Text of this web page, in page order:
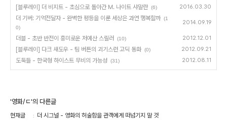
[블루레이] 더 비지트 - 초심으로 돌아간 M. 나이트 샤말란 (6) 2016.03.30
더 기버: 기억전달자 - 완벽한 평등을 이룬 세상은 과연 행복할까 (1
0)
2014.09.19
더블 - 초반 반전이 흥미로운 저예산 스릴러 (10) 2012.12.01
[블루레이] 다크 섀도우 - 팀 버튼의 괴기스런 고딕 동화 (0) 2012.09.21
도둑들 - 한국형 하이스트 무비의 가능성 (31) 2012.08.11
'영화/ㄷ'의 다른글
현재글 더 시그널 - 영화의 허술함을 관객에게 떠넘기지 말 것